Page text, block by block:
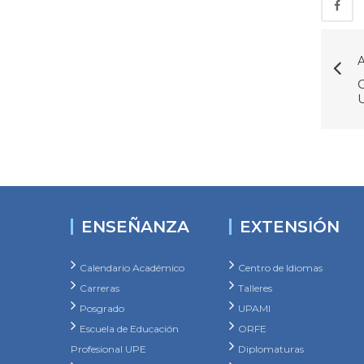
ENSEÑANZA
Calendario Académico
Carreras
Posgrado
Escuela de Educación
Profesional UPE
EXTENSIÓN
Centro de Idiomas
Talleres
UPAMI
ORFE
Diplomaturas